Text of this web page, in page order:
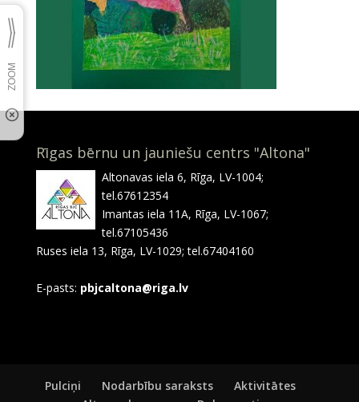
Rīgas bērnu un jauniešu centrs "Altona"
Altonavas iela 6, Rīga, LV-1004;
tel.67612354
Imantas iela 11A, Rīga, LV-1067;
tel.67105436
Ruses iela 13, Rīga, LV-1029; tel.67404160
E-pasts: pbjcaltona@riga.lv
Pulciņi Nodarbību saraksts
Aktivitātes